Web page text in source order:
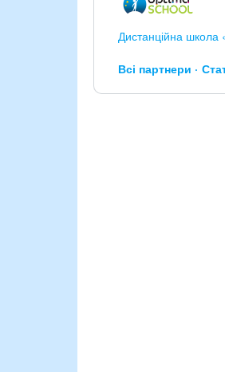
Дистанційна школа
Всі партнери